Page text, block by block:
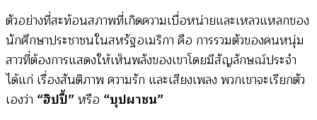
ตัวอย่างที่สะท้อนสภาพที่เกิดความเบื่อหน่ายและเหลวแหลกของ
นักศึกษาประชาชนในสหรัฐอเมริกา คือ การรวมตัวของคนหนุ่ม
สาวที่ต้องการแสดงให้เห็นพลังของเขาโดยมีสัญลักษณ์ประจำ
ได้แก่ เรื่องสันติภาพ ความรัก และเสียงเพลง พวกเขาจะเรียกตัว
เองว่า “ฮิปปี้”หรือ “บุปผาชน”